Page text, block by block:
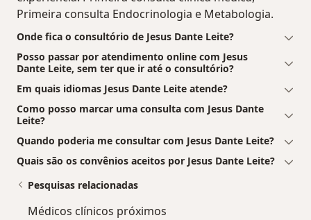
Primeira consulta Endocrinologia e Metabologia.
Onde fica o consultório de Jesus Dante Leite?
Posso passar por atendimento online com Jesus
Dante Leite, sem ter que ir até o consultório?
Em quais idiomas Jesus Dante Leite atende?
Como posso marcar uma consulta com Jesus Dante
Leite?
Quando poderia me consultar com Jesus Dante Leite?
Quais são os convênios aceitos por Jesus Dante Leite?
Pesquisas relacionadas
Médicos clínicos próximos